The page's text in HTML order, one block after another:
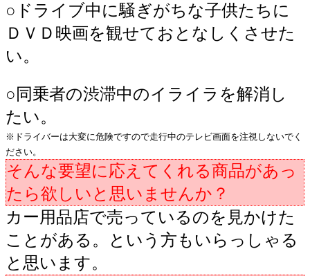
○ ドライブ中に騒ぎがちな子供たちに
ＤＶＤ映画を観せておとなしくさせた
い。
○同乗者の渋滞中のイライラを解消し
たい。
※ドライバーは大変に危険ですので走行中のテレビ画面を注視しないでく
ださい。
そんな要望に応えてくれる商品があっ
たら欲しいと思いませんか？
カー用品店で売っているのを見かけた
ことがある。という方もいらっしゃる
と思います。